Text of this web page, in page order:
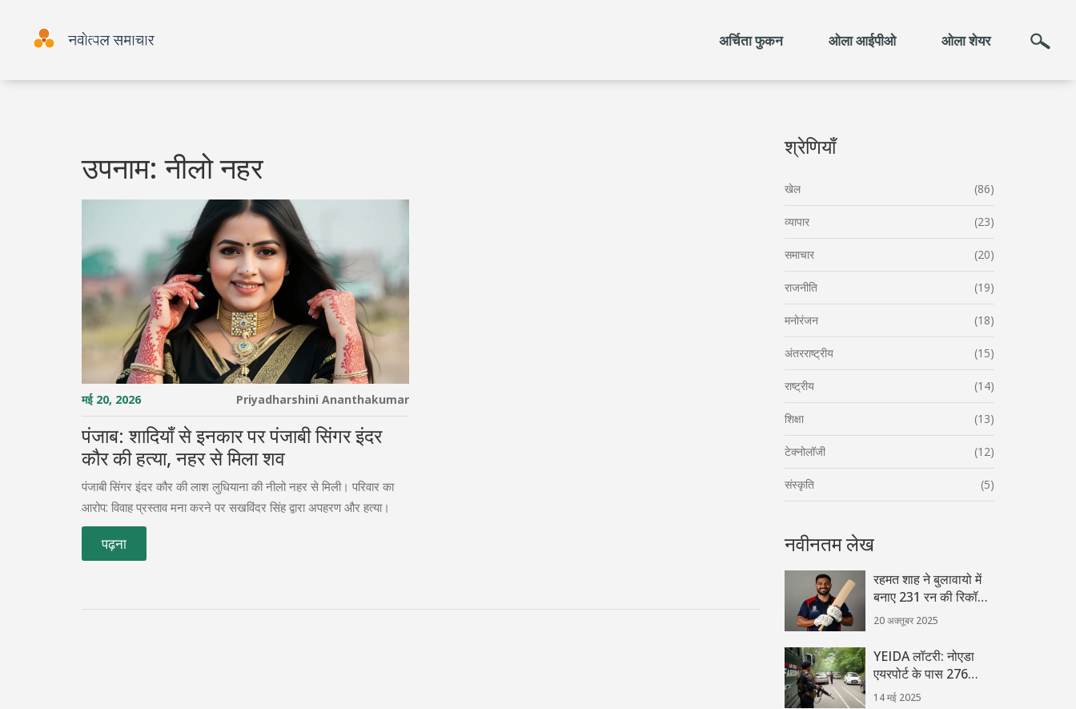
अर्चिता फुकन ओला आईपीओ ओला शेयर
उपनाम: नीलो नहर
मई 20, 2026 Priyadharshini Ananthakumar
पंजाब: शादियाँ से इनकार पर पंजाबी सिंगर इंदर
कौर की हत्या, नहर से मिला शव
पंजाबी सिंगर इंदर कौर की लाश लुधियाना की नीलो नहर से मिली। परिवार का
आरोप: विवाह प्रस्ताव मना करने पर सखविंदर सिंह द्वारा अपहरण और हत्या।
पढ़ना
श्रेणियाँ
खेल (86)
व्यापार (23)
समाचार (20)
राजनीति (19)
मनोरंजन (18)
अंतरराष्ट्रीय (15)
राष्ट्रीय (14)
शिक्षा (13)
टेक्नोलॉजी (12)
संस्कृति (5)
नवीनतम लेख
रहमत शाह ने बुलावायो में
बनाए 231 रन की रिकॉर्ड
दोहरी शताब्दी,
अफ़ग़ानिस्तान का नया
टेस्ट शिखर
20 अक्तूबर 2025
YEIDA लॉटरी: नोएडा
एयरपोर्ट के पास 276
आवासीय प्लॉट आबंटित,
14 मई 2025